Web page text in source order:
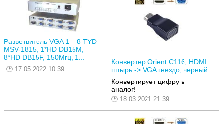
Разветвитель VGA 1 – 8 TYD
MSV-1815, 1*HD DB15M,
8*HD DB15F, 150Мгц, 1...
17.05.2022 10:39
Конвертер Orient C116, HDMI
штырь -> VGA гнездо, черный
Конвертирует цифру в
аналог!
18.03.2021 21:39